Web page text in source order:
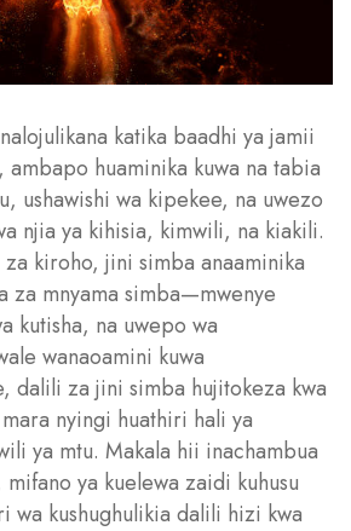
katika baadhi ya jamii
huaminika kuwa na tabia
ushawishi wa kipekee, na uwezo
njia ya kihisia, kimwili, na kiakili.
za kiroho, jini simba anaaminika
za mnyama simba—mwenye
kutisha, na uwepo wa
wanaoamini kuwa
dalili za jini simba hujitokeza kwa
nyingi huathiri hali ya
ya mtu. Makala hii inachambua
ya kuelewa zaidi kuhusu
wa kushughulikia dalili hizi kwa